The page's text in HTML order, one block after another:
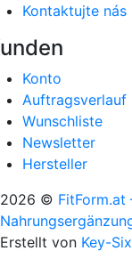
Kontaktujte nás
Konto
Auftragsverlauf
Wunschliste
Newsletter
Hersteller
2026 © FitForm.at
Erstellt von Key-